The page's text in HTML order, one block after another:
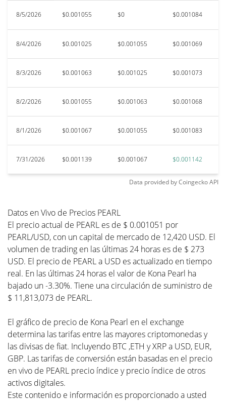
8/5/2026 $0.001055 $0 $0.001084
8/4/2026 $0.001025 $0.001055 $0.001069
8/3/2026 $0.001063 $0.001025 $0.001073
8/2/2026 $0.001055 $0.001063 $0.001068
8/1/2026 $0.001067 $0.001055 $0.001083
7/31/2026 $0.001139 $0.001067 $0.001142
Data provided byCoingeckoAPI
Datos en Vivo de Precios PEARL
El precio actual de PEARL es de $ 0.001051 por
PEARL/USD, con un capital de mercado de 12,420 USD. El
volumen de trading en las últimas 24 horas es de $ 273
USD. El precio de PEARL a USD es actualizado en tiempo
real. En las últimas 24 horas el valor de Kona Pearl ha
bajado un -3.30%. Tiene una circulación de suministro de
$ 11,813,073 de PEARL.
El gráfico de precio de Kona Pearl en el exchange
determina las tarifas entre las mayores criptomonedas y
las divisas de fiat. Incluyendo BTC ,ETH y XRP a USD, EUR,
GBP. Las tarifas de conversión están basadas en el precio
en vivo de PEARL precio índice y precio índice de otros
activos digitales.
Este contenido e información es proporcionado a usted